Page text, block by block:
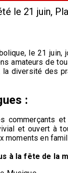
le 21 juin,
le 21 juin,
amateurs de
diversité des
:
commerçants
et ouvert à
moments en
à la fête de la